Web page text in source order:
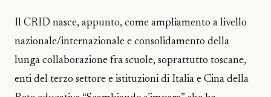
Il CRID nasce, appunto, come ampliamento a livello
nazionale/internazionale e consolidamento della
lunga collaborazione fra scuole, soprattutto toscane,
enti del terzo settore e istituzioni di Italia e Cina della